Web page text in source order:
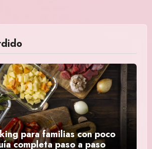
para familias con poco
completa paso a paso